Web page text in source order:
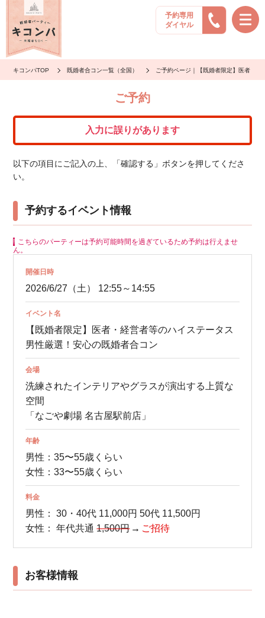
予約専用
ダイヤル
キコンパTOP 既婚者合コン一覧（全国） ご予約ページ｜【既婚者限定】医者・
ご予約
入力に誤りがあります
以下の項目にご記入の上、「確認する」ボタンを押してくださ
い。
予約するイベント情報
こちらのパーティーは予約可能時間を過ぎているため予約は行えませ
ん。
開催日時
2026/6/27（土） 12:55～14:55
イベント名
【既婚者限定】医者・経営者等のハイステータス
男性厳選！安心の既婚者合コン
会場
洗練されたインテリアやグラスが演出する上質な
空間
「なごや劇場 名古屋駅前店」
年齢
男性：35〜55歳くらい
女性：33〜55歳くらい
料金
男性： 30・40代 11,000円50代 11,500円
女性：
年代共通1,500円 ご招待
お客様情報